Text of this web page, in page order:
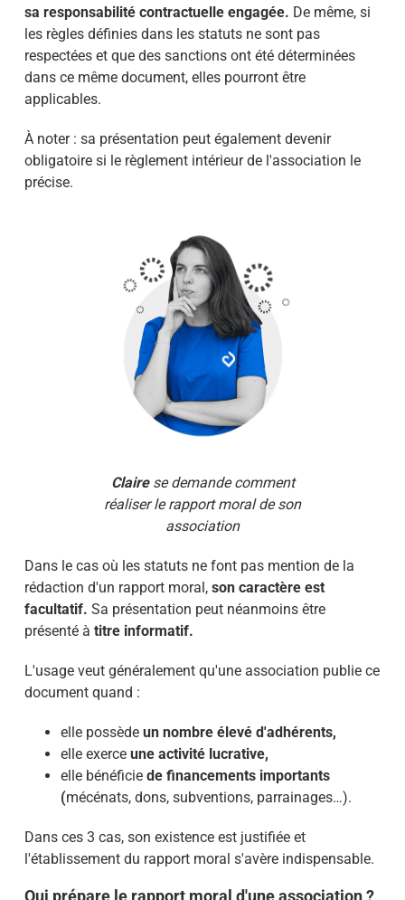
sa responsabilité contractuelle engagée. De même, si
les règles définies dans les statuts ne sont pas
respectées et que des sanctions ont été déterminées
dans ce même document, elles pourront être
applicables.
À noter : sa présentation peut également devenir
obligatoire si le règlement intérieur de l'association le
précise.
Clairese demande comment
réaliser le rapport moral de son
association
Dans le cas où les statuts ne font pas mention de la
rédaction d'un rapport moral, son caractère est
facultatif. Sa présentation peut néanmoins être
présenté à titre informatif.
L'usage veut généralement qu'une association publie ce
document quand :
elle possèdeun nombre élevé d'adhérents,
elle exerce une activité lucrative,
elle bénéficiede financements importants
(mécénats, dons, subventions, parrainages…).
Dans ces 3 cas, son existence est justifiée et
l'établissement du rapport moral s'avère indispensable.
Qui prépare le rapport moral d'une association ?